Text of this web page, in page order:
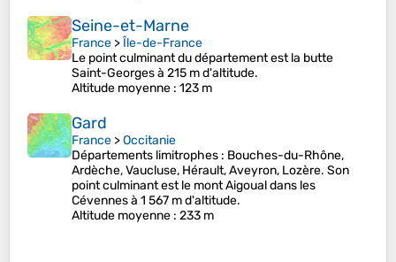
Seine-et-Marne
France >Île-de-France
Le point culminant du département est la butte
Saint-Georges à 215 m d'altitude.
Altitude moyenne : 123 m
Gard
France >Occitanie
Départements limitrophes : Bouches-du-Rhône,
Ardèche, Vaucluse, Hérault, Aveyron, Lozère. Son
point culminant est le mont Aigoual dans les
Cévennes à 1 567 m d'altitude.
Altitude moyenne : 233 m